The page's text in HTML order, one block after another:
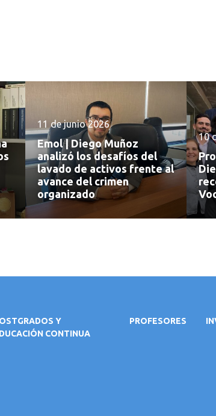
11 de junio 2026
Emol | Diego Muñoz
analizó los desafíos del
lavado de activos frente al
avance del crimen
organizado
10
Y
CONTINUA
PROFESORES